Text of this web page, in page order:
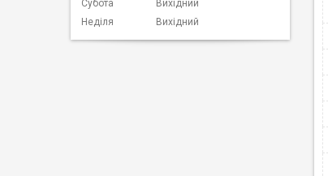
Субота
Вихідний
Неділя
Вихідний